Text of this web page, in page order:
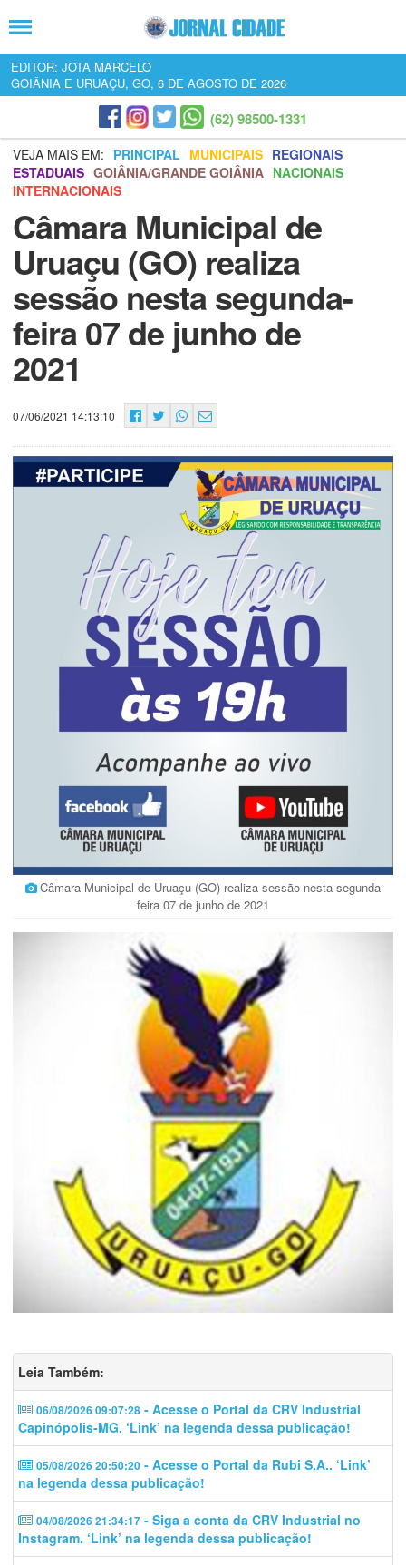
EDITOR: JOTA MARCELO
GOIÂNIA E URUAÇU, GO, 6 DE AGOSTO DE 2026
(62) 98500-1331
VEJA MAIS EM: PRINCIPAL MUNICIPAIS REGIONAIS
ESTADUAIS GOIÂNIA/GRANDE GOIÂNIA NACIONAIS
INTERNACIONAIS
Câmara Municipal de
Uruaçu (GO) realiza
sessão nesta segunda-
feira 07 de junho de
2021
07/06/2021 14:13:10
Câmara Municipal de Uruaçu (GO) realiza sessão nesta segunda-
feira 07 de junho de 2021
Leia Também:
06/08/2026 09:07:28 - Acesse o Portal da CRV Industrial
Capinópolis-MG. ‘Link’ na legenda dessa publicação!
05/08/2026 20:50:20 - Acesse o Portal da Rubi S.A.. ‘Link’
na legenda dessa publicação!
04/08/2026 21:34:17 - Siga a conta da CRV Industrial no
Instagram. ‘Link’ na legenda dessa publicação!